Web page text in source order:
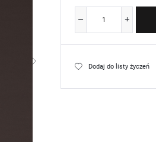
Dodaj do listy życzeń